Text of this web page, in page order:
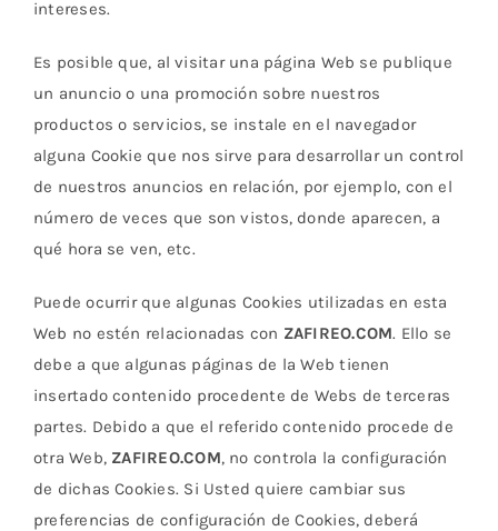
intereses.
Es posible que, al visitar una página Web se publique
un anuncio o una promoción sobre nuestros
productos o servicios, se instale en el navegador
alguna Cookie que nos sirve para desarrollar un control
de nuestros anuncios en relación, por ejemplo, con el
número de veces que son vistos, donde aparecen, a
qué hora se ven, etc.
Puede ocurrir que algunas Cookies utilizadas en esta
Web no estén relacionadas con ZAFIREO.COM. Ello se
debe a que algunas páginas de la Web tienen
insertado contenido procedente de Webs de terceras
partes. Debido a que el referido contenido procede de
otra Web, ZAFIREO.COM, no controla la configuración
de dichas Cookies. Si Usted quiere cambiar sus
preferencias de configuración de Cookies, deberá